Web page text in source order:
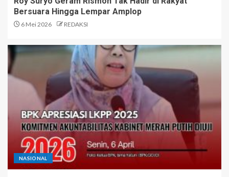
Bersuara Hingga Lempar Amplop
6 Mei 2026 REDAKSI
NASIONAL